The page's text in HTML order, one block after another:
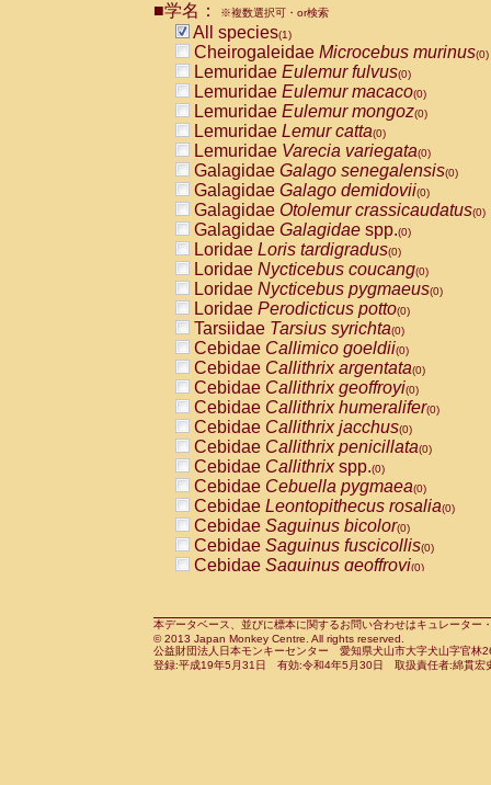
CebidaeCebus nigrivittatus
CebidaeCebus
CebidaeSaimiri boliviensis(0)
CebidaeSaimiri sciureus(0)
AtelidaeAlouatta caraya(0)
AtelidaeAlouatta fusca(0)
AtelidaeAlouatta seniculus
AtelidaeAlouattaspp.(0)
AtelidaeAteles belzebuth(0)
AtelidaeAteles geoffroyi(0)
AtelidaeAteles paniscus(0)
AtelidaeAtelesspp.(0)
Atelidae Lagothrix lagothricha
AtelidaeLagothrix lagothricha cana
PitheciidaeCacajao calvus
PitheciidaeCallicebus cupreus
PitheciidaeCallicebus donacophilus
PitheciidaeCallicebus moloch
PitheciidaeCallicebus torquatus
PitheciidaeCallicebusspp.(0)
PitheciidaeChiropotes satanas(0)
PitheciidaePithecia monachus
PitheciidaePithecia pithecia(0)
CercopithecidaeCercocebus agilis
CercopithecidaeCercocebus
CercopithecidaeCercocebus
CercopithecidaeCercocebus
CercopithecidaeCercocebus
CercopithecidaeCercocebushybrid
CercopithecidaePapio anubis(0)
CercopithecidaePapio cynocephalus
CercopithecidaePapio hamadryas(0)
■学名： ※複数選択可・or検索
All species(1)
Cheirogaleidae Microcebus murinus(0)
Lemuridae Eulemur fulvus(0)
Lemuridae Eulemur macaco(0)
Lemuridae Eulemur mongoz(0)
Lemuridae Lemur catta(0)
Lemuridae Varecia variegata(0)
Galagidae Galago senegalensis(0)
Galagidae Galago demidovii(0)
Galagidae Otolemur crassicaudatus(0)
Galagidae Galagidae spp.(0)
Loridae Loris tardigradus(0)
Loridae Nycticebus coucang(0)
Loridae Nycticebus pygmaeus(0)
Loridae Perodicticus potto(0)
Tarsiidae Tarsius syrichta(0)
Cebidae Callimico goeldii(0)
Cebidae Callithrix argentata(0)
Cebidae Callithrix geoffroyi(0)
Cebidae Callithrix humeralifer(0)
Cebidae Callithrix jacchus(0)
Cebidae Callithrix penicillata(0)
Cebidae Callithrixspp.(0)
Cebidae Cebuella pygmaea(0)
Cebidae Leontopithecus rosalia(0)
Cebidae Saguinus bicolor(0)
Cebidae Saguinus fuscicollis(0)
Cebidae Saguinus geoffroyi(0)
CebidaeSaguinus leucopus(0)
CebidaeSaguinus midas(0)
Cebidae Saguinus mystax(0)
本データベース、並びに標本に関するお問い合わせはキュレータ
© 2013 Japan Monkey Centre. All rights reserved.
公益財団法人日本モンキーセンター 愛知県犬山市大字犬山字官
登録:平成19年5月31日 有効:令和4年5月30日 取扱責任者:綿貫宏